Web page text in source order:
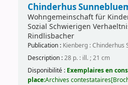
Chinderhus
Wohngemeinschaft für
Sozial Schwierigen
Rindlisbacher
Publication : Kienberg : Chinderhus
Description :28 p. : ill. ; 21 cm
Disponibilité : Exemplaires en
place:Archives